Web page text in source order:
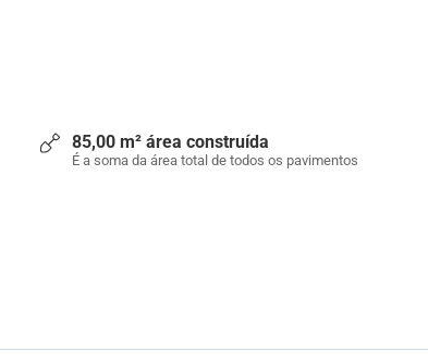
85,00 m² área construída
É a soma da área total de todos os pavimentos